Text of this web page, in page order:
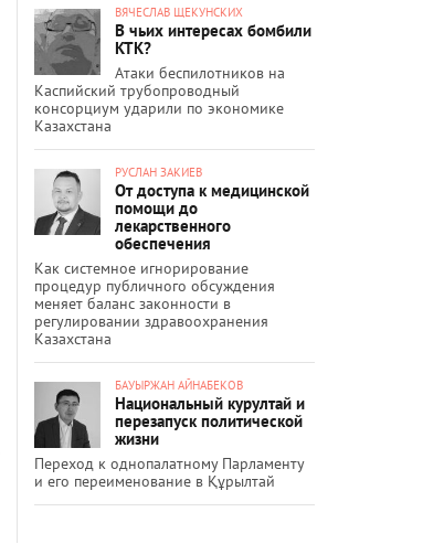
ВЯЧЕСЛАВ ЩЕКУНСКИХ
В чьих интересах бомбили
КТК?
Атаки беспилотников на
Каспийский трубопроводный
консорциум ударили по экономике
Казахстана
РУСЛАН ЗАКИЕВ
От доступа к медицинской
помощи до
лекарственного
обеспечения
Как системное игнорирование
процедур публичного обсуждения
меняет баланс законности в
регулировании здравоохранения
Казахстана
БАУЫРЖАН АЙНАБЕКОВ
Национальный курултай и
перезапуск политической
жизни
Переход к однопалатному Парламенту
и его переименование в Құрылтай